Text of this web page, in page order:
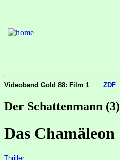
Videoband Gold 88: Film 1 ZDF
Der Schattenmann (3)
Das Chamäleon
Thriller